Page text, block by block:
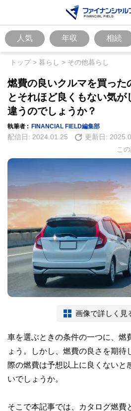
人気 年収 相続
トップ> 暮らし > その他暮らし
燃費の良いクルマを買った
とそれほど良くもない気が
違うのでしょうか？
執筆者 : FINANCIAL FIELD編集部
配信日: 2024.01.25 更新日:
こ
画像で詳しく見
車を選ぶときの条件の一つに、燃
ょう。しかし、燃費の良さを期待
際の燃費は予想以上に良くないと
いでしょうか。
そこで本記事では、カタログ燃費